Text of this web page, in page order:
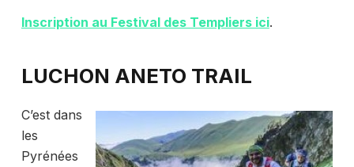
Inscription au Festival des Templiers ici.
LUCHON ANETO TRAIL
C’est dans
les
Pyrénées